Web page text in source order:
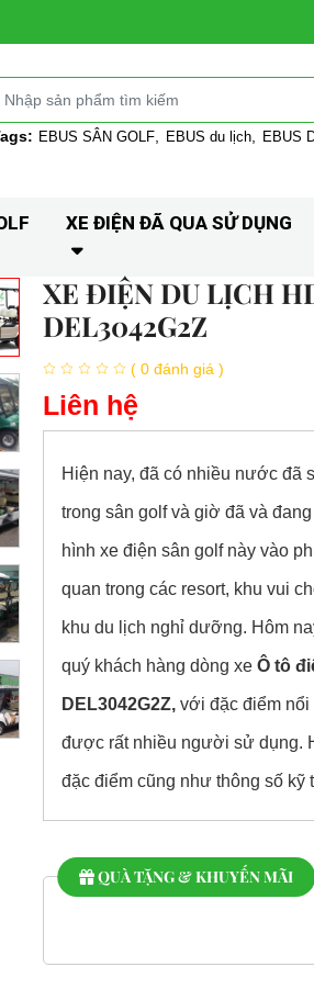
EBUS SÂN GOLF EBUS du lịch EBUS
XE ĐIỆN ĐÃ QUA SỬ DỤNG
XE ĐIỆN DU LỊCH
DEL3042G2Z
( 0 đánh giá )
Liên hệ
Hiện nay, đã có nhiều nước đã
trong sân golf và giờ đã và
hình xe điện sân golf này vào
quan trong các resort, khu vui
khu du lịch nghỉ dưỡng. Hôm
quý khách hàng dòng xe Ô tô
DEL3042G2Z, với đặc điểm
được rất nhiều người sử dụng.
đặc điểm cũng như thông số kỹ
QUÀ TẶNG & KHUYẾN MÃI